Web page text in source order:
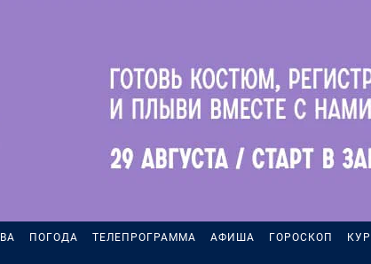
ПОГОДА ТЕЛЕПРОГРАММА АФИША ГОРОСКОП